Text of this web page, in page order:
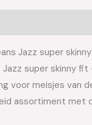
Jazz super
Jazz super skinny
voor meisjes van
assortiment